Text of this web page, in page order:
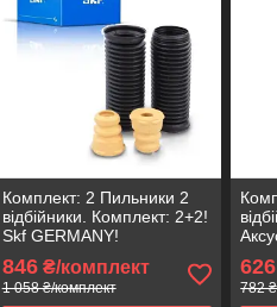
Комплект: 2 Пильники 2
відбійники. Комплект: 2+2!
Skf GERMANY!
846₴/комплект
1 058 ₴/комплект
626
782